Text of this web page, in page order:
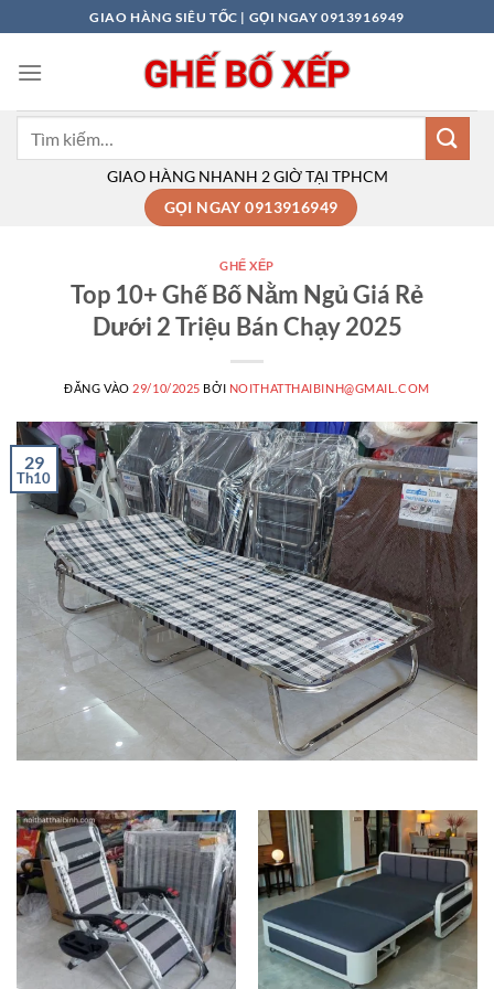
qua
nội
GIAO HÀNG SIÊU TỐC | GỌI NGAY 0913916949
GIAO HÀNG NHANH 2 GIỜ TẠI TPHCM
GỌI NGAY 0913916949
GHẾ XẾP
Top 10+ Ghế Bố Nằm Ngủ Giá Rẻ
Dưới 2 Triệu Bán Chạy 2025
ĐĂNG VÀO 29/10/2025 BỞI NOITHATTHAIBINH@GMAIL.COM
29
Th10